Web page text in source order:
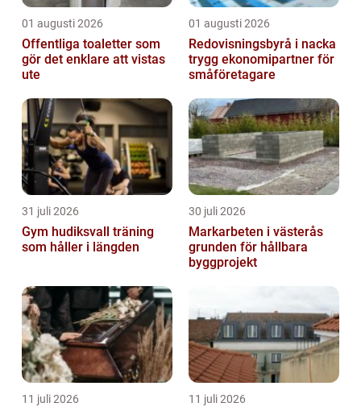
01 augusti 2026
Offentliga toaletter som
gör det enklare att vistas
ute
01 augusti 2026
Redovisningsbyrå i nacka
trygg ekonomipartner för
småföretagare
31 juli 2026
Gym hudiksvall träning
som håller i längden
30 juli 2026
Markarbeten i västerås
grunden för hållbara
byggprojekt
11 juli 2026 11 juli 2026